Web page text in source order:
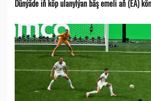
Dünýäde iň köp ulanylýan bäş emeli aň (EA)